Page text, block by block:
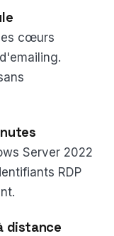
cœurs
Server 2022
RDP
distance